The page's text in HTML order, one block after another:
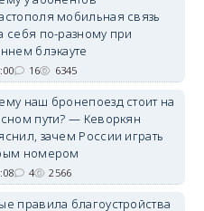
мобильная связь
себя по-разному при
блэкауте
16 6345
наш бронепоезд стоит на
пути? — Кеворкян
зачем России играть
номером
4 2566
правила благоустройства